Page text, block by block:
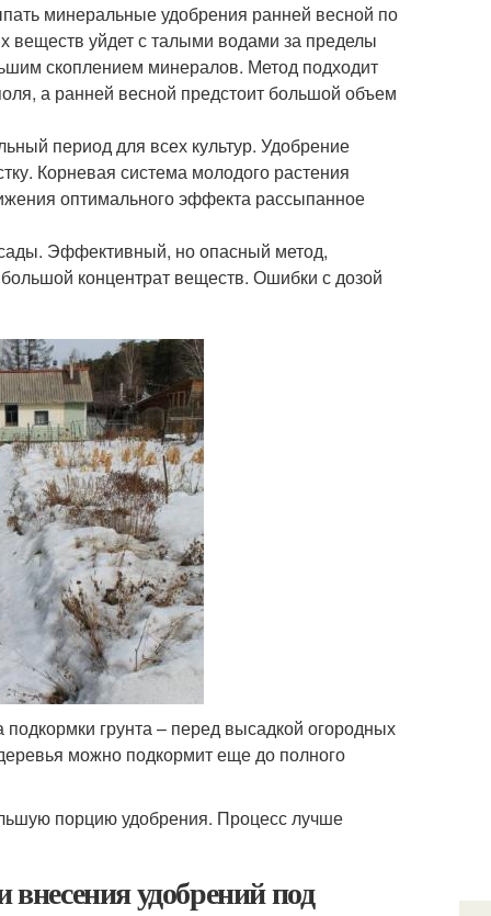
минеральные удобрения ранней весной по
веществ уйдет с талыми водами за пределы
скоплением минералов. Метод подходит
а ранней весной предстоит большой объем
период для всех культур. Удобрение
Корневая система молодого растения
оптимального эффекта рассыпанное
Эффективный, но опасный метод,
концентрат веществ. Ошибки с дозой
грунта – перед высадкой огородных
можно подкормит еще до полного
порцию удобрения. Процесс лучше
удобрений под